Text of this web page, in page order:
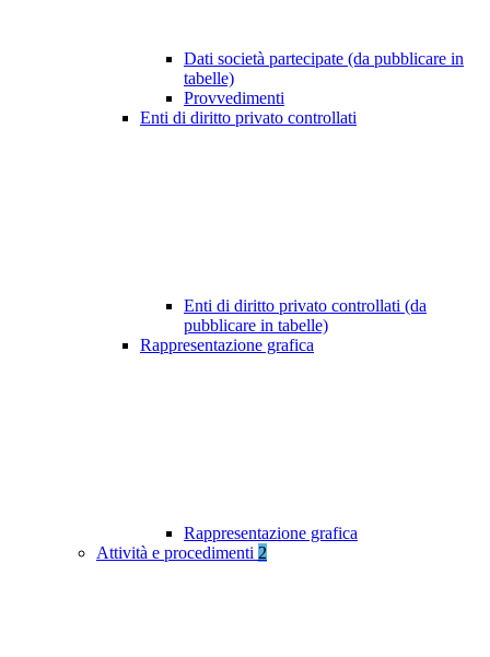
Dati società partecipate (da pubblicare in
tabelle)
Provvedimenti
Enti di diritto privato controllati
Enti di diritto privato controllati (da
pubblicare in tabelle)
Rappresentazione grafica
Rappresentazione grafica
Attività e procedimenti 2